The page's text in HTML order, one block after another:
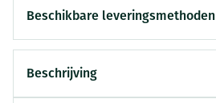
Beschikbare leveringsmethoden
Beschrijving